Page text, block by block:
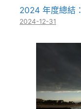
2024 年度總結
2024-12-31